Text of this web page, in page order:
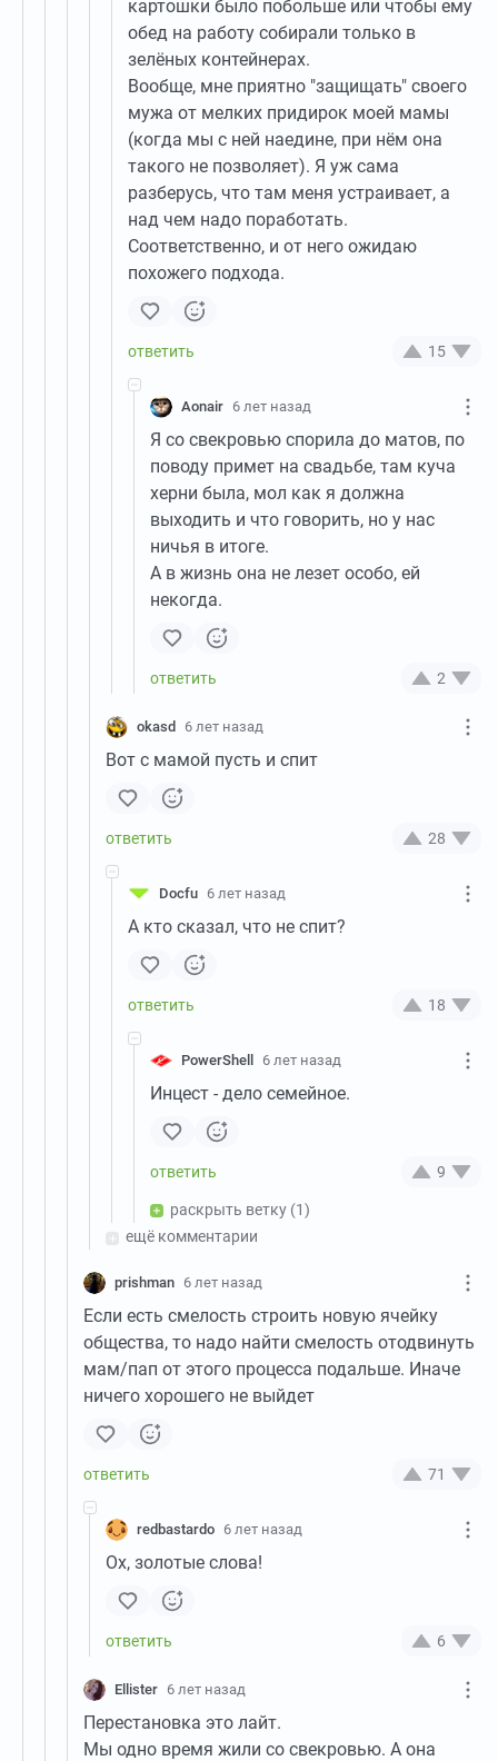
картошки было побольше или чтобы ему
обед на работу собирали только в
зелёных контейнерах.
Вообще, мне приятно "защищать" своего
мужа от мелких придирок моей мамы
(когда мы с ней наедине, при нём она
такого не позволяет). Я уж сама
разберусь, что там меня устраивает, а
над чем надо поработать.
Соответственно, и от него ожидаю
похожего подхода.
15
Aonair 6 лет назад
Я со свекровью спорила до матов, по
поводу примет на свадьбе, там куча
херни была, мол как я должна
выходить и что говорить, но у нас
ничья в итоге.
А в жизнь она не лезет особо, ей
некогда.
2
okasd 6 лет назад
Вот с мамой пусть и спит
28
Docfu 6 лет назад
А кто сказал, что не спит?
18
PowerShell 6 лет назад
Инцест - дело семейное.
9
раскрыть ветку (1)
ещё комментарии
prishman 6 лет назад
Если есть смелость строить новую ячейку
общества, то надо найти смелость отодвинуть
мам/пап от этого процесса подальше. Иначе
ничего хорошего не выйдет
71
redbastardo 6 лет назад
Ох, золотые слова!
6
Ellister 6 лет назад
Перестановка это лайт.
Мы одно время жили со свекровью. А она